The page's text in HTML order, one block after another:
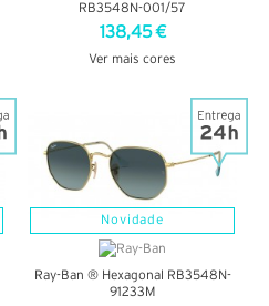
RB3548N-001/57
138,45 €
Ver mais cores
Novidade
Ray-Ban ® Hexagonal RB3548N-
91233M